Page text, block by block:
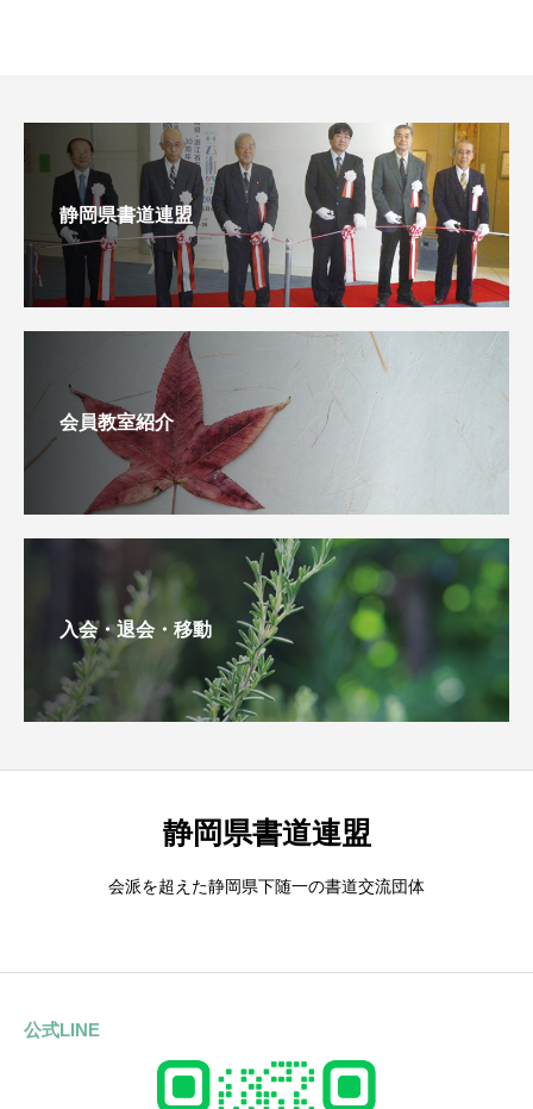
静岡県書道連盟
会員教室紹介
入会・退会・移動
静岡県書道連盟
会派を超えた静岡県下随一の書道交流団体
公式LINE